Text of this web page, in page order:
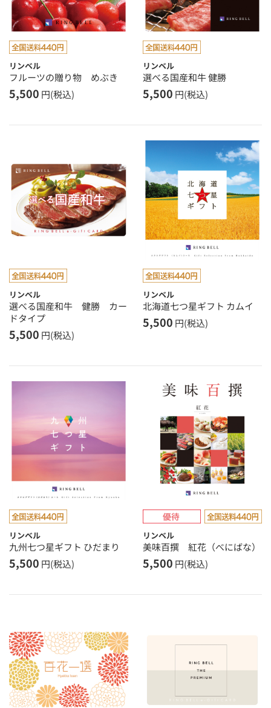
リンベル
フルーツの贈り物 めぶき
5,500 円(税込)
リンベル
選べる国産和牛 健勝
5,500 円(税込)
リンベル
選べる国産和牛 健勝 カー
ドタイプ
5,500 円(税込)
リンベル
北海道七つ星ギフト カムイ
5,500 円(税込)
リンベル
九州七つ星ギフト ひだまり
5,500 円(税込)
リンベル
美味百撰 紅花（べにばな）
5,500 円(税込)